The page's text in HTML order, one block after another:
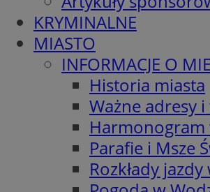
KRYMINALNE
MIASTO
INFORMACJE O
Historia miasta
Ważne adresy
Parafie i Msze
Rozkłady